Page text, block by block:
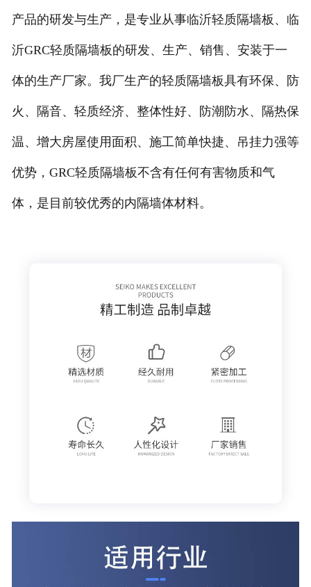
产品的研发与生产，是专业从事临沂轻质隔墙板、临
沂GRC轻质隔墙板的研发、生产、销售、安装于一
体的生产厂家。我厂生产的轻质隔墙板具有环保、防
火、隔音、轻质经济、整体性好、防潮防水、隔热保
温、增大房屋使用面积、施工简单快捷、吊挂力强等
优势，GRC轻质隔墙板不含有任何有害物质和气
体，是目前较优秀的内隔墙体材料。